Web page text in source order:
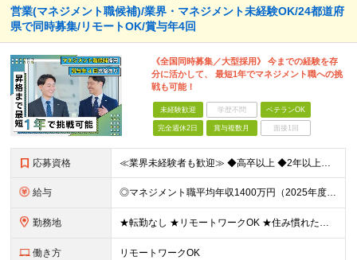
営業(マネジメント職候補)/業界・マネジメント未経験OK/24都道府
県で同時募集/リモートOK/賞与年4回
《全国同時募集／大型採用》 今までの経験を存
分に活かして、 最短1年でマネジメント職への挑
戦も可能！
未経験歓迎 学歴不問 ベテランOK
完全週休2日 賞与複数月 面接1回
応募資格 ≪業界未経験者も歓迎≫ ◆高卒以上 ◆2年以上社会人経験がある方 ★業界経験や知識の有無ではなく、 「そのお客さまにとっての最善策を真剣に考える姿勢」や 「お客さまにベストまたはセカンドベストの施
給与 ◎マネジメント職平均年収1400万円（2025年度の税込定例給与実績。） 【STEP1】まずはコンサルタントからスタート ◆初任給月給：20万円から35万円＋業績給＋賞与年4回（※個人業績による）
勤務地 ★転勤なし ★リモートワークOK ★住み慣れた街で長く働き続けられます！ ■ご希望を考慮した上で勤務地を決定いたします ■地域のお客さまとの長期に亘る信頼関係を重視するため転勤無し。 ■U・Iタ
働き方 リモートワークOK